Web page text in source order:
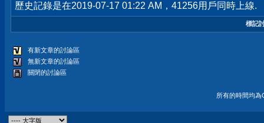
歷史記錄是在2019-07-17 01:22 AM，41256用戶同時上線.
標記
有新文章的討論區
無新文章的討論區
關閉的討論區
所有的時間均為